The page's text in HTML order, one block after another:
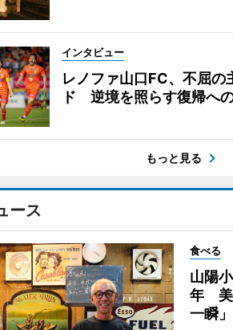
インタビュー
レノファ山口FC、不屈の
ド 逆境を照らす復帰へ
もっと見る
ース
食べる
山陽
年 美
一瞬」